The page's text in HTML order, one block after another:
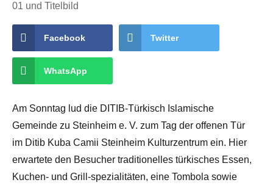
01 und Titelbild
Facebook Twitter
WhatsApp
Am Sonntag lud die DITIB-Türkisch Islamische
Gemeinde zu Steinheim e. V. zum Tag der offenen Tür
im Ditib Kuba Camii Steinheim Kulturzentrum ein. Hier
erwartete den Besucher traditionelles türkisches Essen,
Kuchen- und Grill-spezialitäten, eine Tombola sowie